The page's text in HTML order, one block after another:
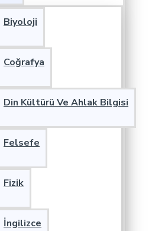
Biyoloji
Coğrafya
Din Kültürü Ve Ahlak Bilgisi
Felsefe
Fizik
İngilizce